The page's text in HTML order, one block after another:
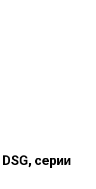
серии